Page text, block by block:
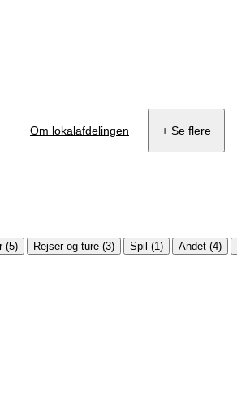
Om lokalafdelingen + Se flere
(5) Rejser og ture (3) Spil (1) Andet (4)